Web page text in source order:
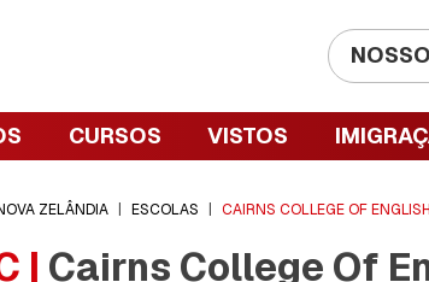
CURSOS VISTOS
ZELÂNDIA ESCOLAS CAIRNS COLLEGE OF
| Cairns College Of